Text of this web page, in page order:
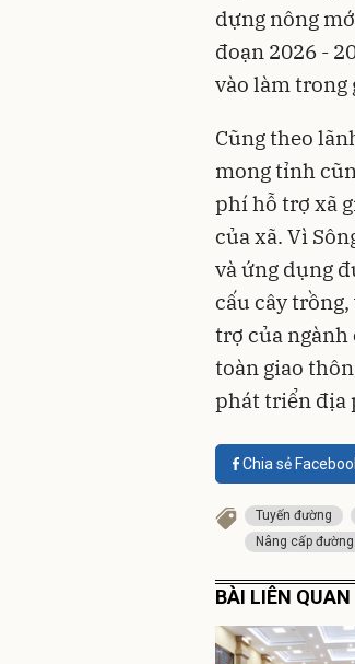
dựng nông
đoạn 2026 -
vào làm trong
Cũng theo
mong tỉnh
phí hỗ trợ xã
của xã. Vì
và ứng dụng
cấu cây
trợ của ngành
toàn giao
phát triển địa
Chia sẻ
Tuyến đường
Nâng cấp đường
BÀI LIÊN QUAN